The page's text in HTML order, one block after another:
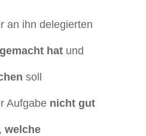
an ihn delegierten
hat und
soll
Aufgabe nicht gut
welche